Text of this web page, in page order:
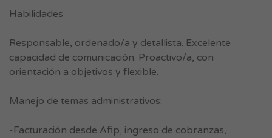
Habilidades
Responsable, ordenado/a y detallista. Excelente
capacidad de comunicación. Proactivo/a, con
orientación a objetivos y flexible.
Manejo de temas administrativos:
-Facturación desde Afip, ingreso de cobranzas,